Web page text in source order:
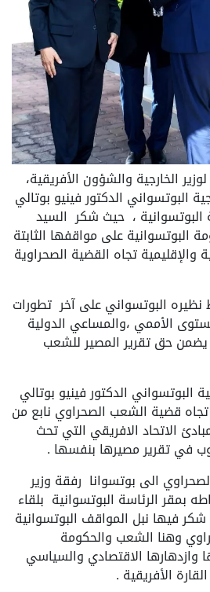
الخارجية والشؤون الأفريقية،
البوتسواني الدكتور فينيو بوتالي
البوتسوانية ، حيث شكر السيد
على مواقفها الثابتة
تجاه القضية الصحراوية
البوتسواني على آخر تطورات
الأممي ،والمساعي الدولية
حق تقرير المصير للشعب
البوتسواني الدكتور فينيو بوتالي
قضية الشعب الصحراوي نابع من
الاتحاد الافريقي التي تحث
في تقرير مصيرها بنفسها .
الى بوتسوانا رفقة وزير
بمقر الرئاسة البوتسوانية بلقاء
فيها نبل المواقف البوتسوانية
وهنا الشعب والحكومة
وازدهارها الاقتصادي والسياسي
الأفريقية .